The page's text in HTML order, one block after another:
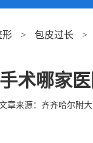
形 > 包皮过长 >
手术哪家
章来源： 齐齐哈尔附